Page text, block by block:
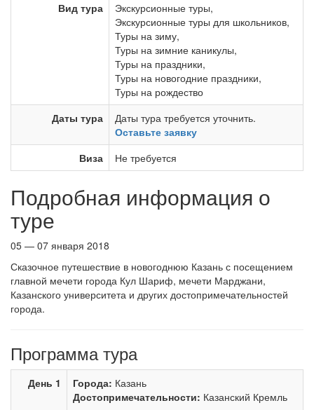
Вид тура
Экскурсионные туры,
Экскурсионные туры для школьников,
Туры на зиму,
Туры на зимние каникулы,
Туры на праздники,
Туры на новогодние праздники,
Туры на рождество
Даты тура
Даты тура требуется уточнить.
Оставьте заявку
Виза
Не требуется
Подробная информация о
туре
05 — 07 января 2018
Сказочное путешествие в новогоднюю Казань с посещением
главной мечети города Кул Шариф, мечети Марджани,
Казанского университета и других достопримечательностей
города.
Программа тура
День 1 Города: Казань
Достопримечательности: Казанский Кремль